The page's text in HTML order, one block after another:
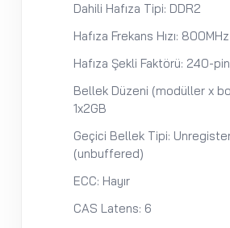
Dahili Hafıza Tipi: DDR2
Hafıza Frekans Hızı: 800MHz
Hafıza Şekli Faktörü: 240-pin
Bellek Düzeni (modüller x
1x2GB
Geçici Bellek Tipi:
(unbuffered)
ECC: Hayır
CAS Latens: 6